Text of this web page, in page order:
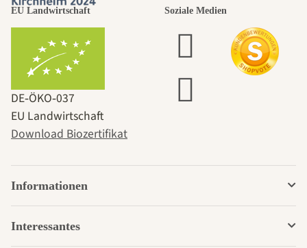
EU Landwirtschaft
DE‑ÖKO‑037
EU Landwirtschaft
Download Biozertifikat
Soziale Medien
Informationen
Interessantes